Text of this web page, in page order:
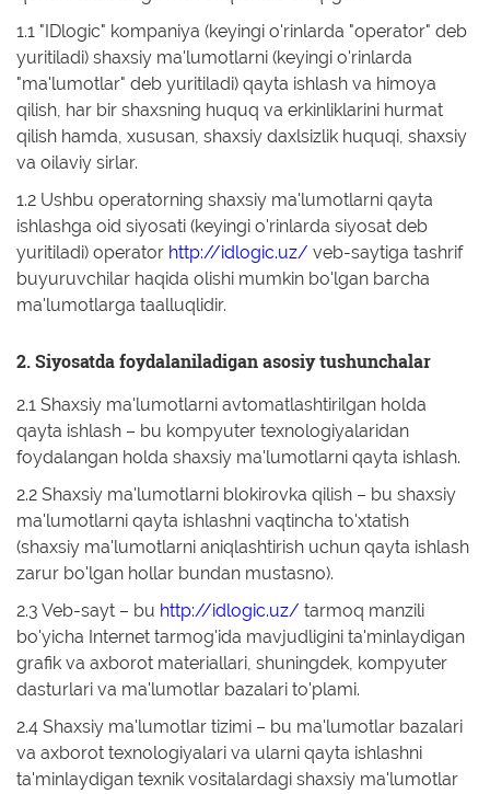
Kitobxon kartasi
Tovar-moddiy zahiralarni
inventarizatsiya qilish
Kutubxona
UniBook kitob
BookFlow
LibraryCart
1.1 "IDlogic" kompaniya (keyingi o'rinlarda "operator" deb
yuritiladi) shaxsiy ma'lumotlarni (keyingi o'rinlarda
"ma'lumotlar" deb yuritiladi) qayta ishlash va himoya
qilish, har bir shaxsning huquq va erkinliklarini hurmat
qilish hamda, xususan, shaxsiy daxlsizlik huquqi, shaxsiy
va oilaviy sirlar.
1.2 Ushbu operatorning shaxsiy ma'lumotlarni qayta
ishlashga oid siyosati (keyingi o'rinlarda siyosat deb
yuritiladi) operator http://idlogic.uz/ veb-saytiga tashrif
buyuruvchilar haqida olishi mumkin bo'lgan barcha
ma'lumotlarga taalluqlidir.
2. Siyosatda foydalaniladigan asosiy tushunchalar
2.1 Shaxsiy ma'lumotlarni avtomatlashtirilgan holda
qayta ishlash – bu kompyuter texnologiyalaridan
foydalangan holda shaxsiy ma'lumotlarni qayta ishlash.
2.2 Shaxsiy ma'lumotlarni blokirovka qilish – bu shaxsiy
ma'lumotlarni qayta ishlashni vaqtincha to'xtatish
(shaxsiy ma'lumotlarni aniqlashtirish uchun qayta ishlash
zarur bo'lgan hollar bundan mustasno).
2.3 Veb-sayt – bu http://idlogic.uz/ tarmoq manzili
bo'yicha Internet tarmog'ida mavjudligini ta'minlaydigan
grafik va axborot materiallari, shuningdek, kompyuter
dasturlari va ma'lumotlar bazalari to'plami.
2.4 Shaxsiy ma'lumotlar tizimi – bu ma'lumotlar bazalari
va axborot texnologiyalari va ularni qayta ishlashni
ta'minlaydigan texnik vositalardagi shaxsiy ma'lumotlar